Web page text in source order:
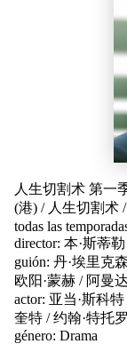
人生切割术 第一
(港) / 人生切割术 /
todas las
director: 本·斯蒂勒
guión: 丹·埃里克森
欧阳·蒙赫 / 阿曼
actor: 亚当·斯科特
奎特 /约翰·特托罗
género: Drama